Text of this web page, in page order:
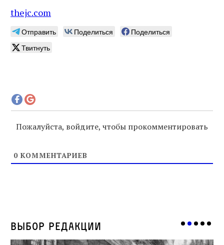
thejc.com
Отправить Поделиться
Поделиться
Твитнуть
Пожалуйста, войдите, чтобы прокомментировать
0 КОММЕНТАРИЕВ
Выбор редакции